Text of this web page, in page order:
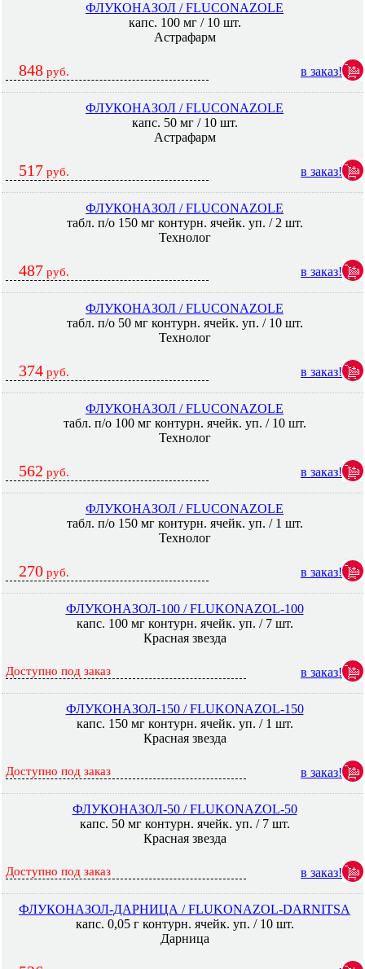
ФЛУКОНАЗОЛ / FLUCONAZOLE
капс. 100 мг / 10 шт.
Астрафарм
848 руб. в заказ!
ФЛУКОНАЗОЛ / FLUCONAZOLE
капс. 50 мг / 10 шт.
Астрафарм
517 руб. в заказ!
ФЛУКОНАЗОЛ / FLUCONAZOLE
табл. п/о 150 мг контурн. ячейк. уп. / 2 шт.
Технолог
487 руб. в заказ!
ФЛУКОНАЗОЛ / FLUCONAZOLE
табл. п/о 50 мг контурн. ячейк. уп. / 10 шт.
Технолог
374 руб. в заказ!
ФЛУКОНАЗОЛ / FLUCONAZOLE
табл. п/о 100 мг контурн. ячейк. уп. / 10 шт.
Технолог
562 руб. в заказ!
ФЛУКОНАЗОЛ / FLUCONAZOLE
табл. п/о 150 мг контурн. ячейк. уп. / 1 шт.
Технолог
270 руб. в заказ!
ФЛУКОНАЗОЛ-100 / FLUKONAZOL-100
капс. 100 мг контурн. ячейк. уп. / 7 шт.
Красная звезда
Доступно под заказ в заказ!
ФЛУКОНАЗОЛ-150 / FLUKONAZOL-150
капс. 150 мг контурн. ячейк. уп. / 1 шт.
Красная звезда
Доступно под заказ в заказ!
ФЛУКОНАЗОЛ-50 / FLUKONAZOL-50
капс. 50 мг контурн. ячейк. уп. / 7 шт.
Красная звезда
Доступно под заказ в заказ!
ФЛУКОНАЗОЛ-ДАРНИЦА / FLUKONAZOL-DARNITSA
капс. 0,05 г контурн. ячейк. уп. / 10 шт.
Дарница